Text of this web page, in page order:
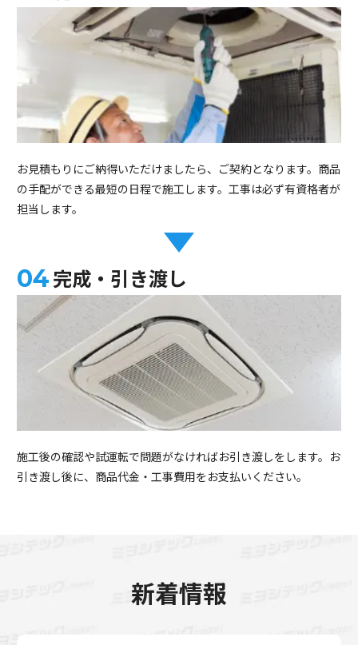
お見積もりにご納得いただけましたら、ご契約となります。商品
の手配ができる最短の日程で施工します。工事は必ず有資格者が
担当します。
完成・引き渡し
施工後の確認や試運転で問題がなければお引き渡しをします。お
引き渡し後に、商品代金・工事費用をお支払いください。
新着情報